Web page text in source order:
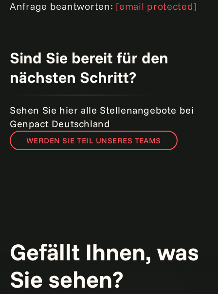
Anfrage beantworten: [email protected]
Sind Sie bereit für den
nächsten Schritt?
Sehen Sie hier alle Stellenangebote bei
Genpact Deutschland
WERDEN SIE TEIL UNSERES TEAMS
Gefällt Ihnen, was
Sie sehen?